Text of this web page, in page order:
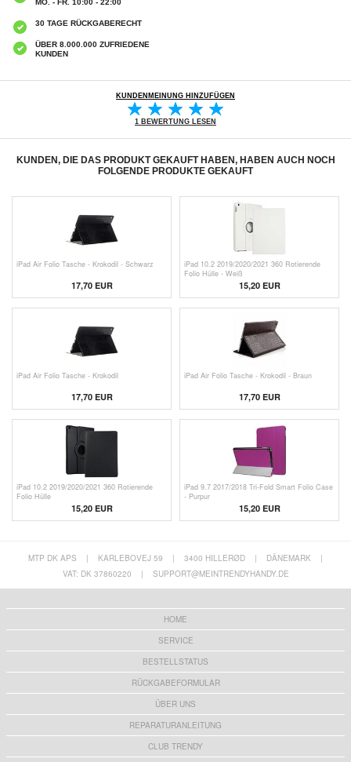
MO. - FR. 10:00 - 22:00
30 TAGE RÜCKGABERECHT
ÜBER 8.000.000 ZUFRIEDENE
KUNDEN
KUNDENMEINUNG HINZUFÜGEN
1 BEWERTUNG LESEN
KUNDEN, DIE DAS PRODUKT GEKAUFT HABEN, HABEN AUCH NOCH
FOLGENDE PRODUKTE GEKAUFT
iPad Air Folio Tasche - Krokodil - Schwarz
17,70 EUR
iPad 10.2 2019/2020/2021 360 Rotierende
Folio Hülle - Weiß
15,20 EUR
iPad Air Folio Tasche - Krokodil
17,70 EUR
iPad Air Folio Tasche - Krokodil - Braun
17,70 EUR
iPad 10.2 2019/2020/2021 360 Rotierende
Folio Hülle
15,20 EUR
iPad 9.7 2017/2018 Tri-Fold Smart Folio Case
- Purpur
15,20 EUR
MTP DK APS | KARLEBOVEJ 59 | 3400 HILLERØD | DÄNEMARK
|
VAT: DK 37860220
| SUPPORT@MEINTRENDYHANDY.DE
HOME
SERVICE
BESTELLSTATUS
RÜCKGABEFORMULAR
ÜBER UNS
REPARATURANLEITUNG
CLUB TRENDY